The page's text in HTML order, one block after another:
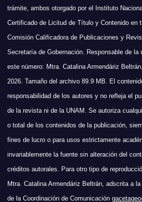
trámite, ambos otorgado por el Instituto
Certificado de Licitud de Título y Contenido en
Comisión Calificadora de Publicaciones y
Secretaría de Gobernación. Responsable de la
este número: Mtra. Catalina Armendáriz
2026. Tamaño del archivo 89.9 MB. El
responsabilidad de los autores y no refleja el
de la revista ni de la UNAM. Se autoriza
o total de los contenidos de la publicación,
fines de lucro o para usos estrictamente
invariablemente la fuente sin alteración del
créditos autorales. Para otro tipo de
Mtra. Catalina Armendáriz Beltrán, adscrita a
de la Coordinación de Comunicación